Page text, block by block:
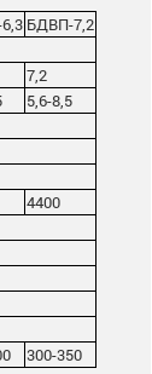
БДВП-7,2
7,2
5,6-8,5
4400
300-350